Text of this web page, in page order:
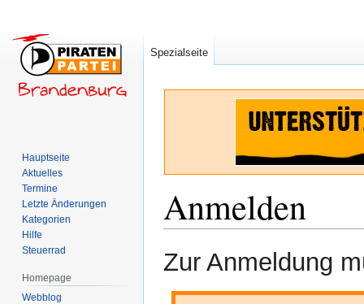
Anmelden
Navigation
Suche
Zur Anmeldung
Spezialseite
Hauptseite
Aktuelles
Termine
Letzte Änderungen
Kategorien
Hilfe
Steuerrad
Homepage
Webblog